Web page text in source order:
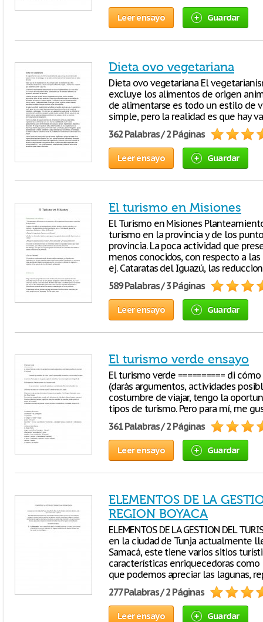
Leer ensayo Guardar
Dieta ovo vegetariana
Dieta ovo vegetariana El
excluye los alimentos de origen
de alimentarse es todo un estilo de
simple, pero la realidad es que hay
362 Palabras / 2 Páginas
Leer ensayo Guardar
El turismo en Misiones
El Turismo en Misiones
turismo en la provincia y de los
provincia. La poca actividad que
menos conocidos, con respecto a
ej. Cataratas del Iguazú, las
589 Palabras / 3 Páginas
Leer ensayo Guardar
El turismo verde ensayo
El turismo verde ========== di
(darás argumentos, actividades
costumbre de viajar, tengo la
tipos de turismo. Pero para mí, me
361 Palabras / 2 Páginas
Leer ensayo Guardar
ELEMENTOS DE LA
REGION BOYACA
ELEMENTOS DE LA GESTION DEL
en la ciudad de Tunja actualmente
Samacá, este tiene varios sitios
características enriquecedoras
que podemos apreciar las lagunas,
277 Palabras / 2 Páginas
Leer ensayo Guardar